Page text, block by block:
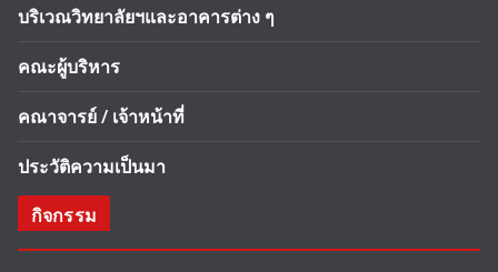
บริเวณวิทยาลัยฯและอาคารต่าง ๆ
คณะผู้บริหาร
คณาจารย์ / เจ้าหน้าที่
ประวัติความเป็นมา
กิจกรรม